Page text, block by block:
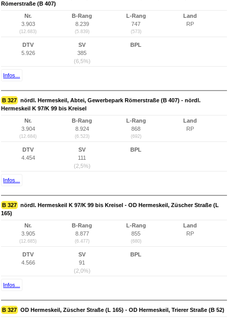
Römerstraße (B 407)
Nr.
3.903
(12.683)
B-Rang
8.239
(5.839)
L-Rang
747
(573)
Land
RP
DTV
5.926
SV
385
(6,5%)
BPL
Infos...
B 327 nördl. Hermeskeil, Abtei, Gewerbepark Römerstraße (B 407) - nördl.
Hermeskeil K 97/K 99 bis Kreisel
Nr.
3.904
(12.684)
B-Rang
8.924
(6.523)
L-Rang
868
(692)
Land
RP
DTV
4.454
SV
111
(2,5%)
BPL
Infos...
B 327 nördl. Hermeskeil K 97/K 99 bis Kreisel - OD Hermeskeil, Züscher Straße (L
165)
Nr.
3.905
(12.685)
B-Rang
8.877
(6.477)
L-Rang
855
(680)
Land
RP
DTV
4.566
SV
91
(2,0%)
BPL
Infos...
B 327 OD Hermeskeil, Züscher Straße (L 165) - OD Hermeskeil, Trierer Straße (B 52)